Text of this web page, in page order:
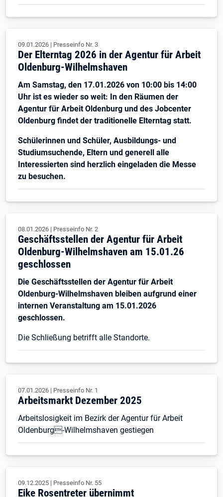
09.01.2026 | Presseinfo Nr. 3
Der Elterntag 2026 in der Agentur für Arbeit
Oldenburg-Wilhelmshaven
Am Samstag, den 17.01.2026 von 10:00 bis 14:00
Uhr ist es wieder so weit: In den Räumen der
Agentur für Arbeit Oldenburg und des Jobcenter
Oldenburg findet der traditionelle Elterntag statt.
Schülerinnen und Schüler, Ausbildungs- und
Studiumsuchende, Eltern und generell alle
Interessierten sind herzlich eingeladen die Messe
zu besuchen.
08.01.2026 | Presseinfo Nr. 2
Geschäftsstellen der Agentur für Arbeit
Oldenburg-Wilhelmshaven am 15.01.26
geschlossen
Die Geschäftsstellen der Agentur für Arbeit
Oldenburg-Wilhelmshaven bleiben aufgrund einer
internen Veranstaltung am 15.01.2026
geschlossen.
Die Schließung betrifft alle Standorte.
07.01.2026 | Presseinfo Nr. 1
Arbeitsmarkt Dezember 2025
Arbeitslosigkeit im Bezirk der Agentur für Arbeit
Oldenburg-Wilhelmshaven gestiegen
09.12.2025 | Presseinfo Nr. 55
Eike Rosentreter übernimmt